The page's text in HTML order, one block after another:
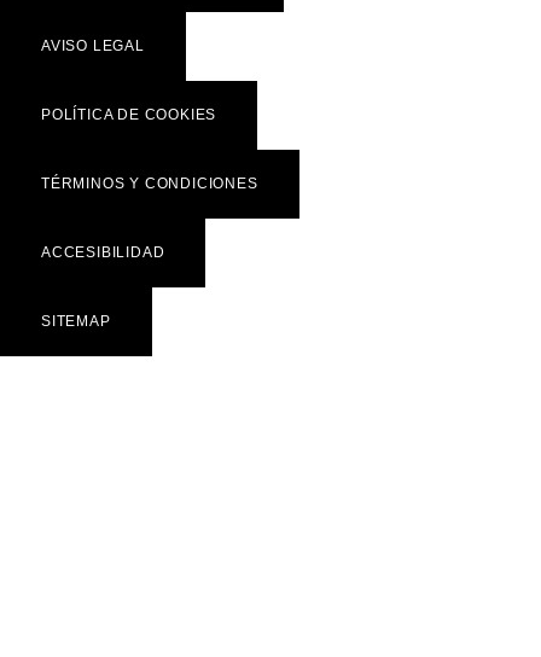
AVISO LEGAL
POLÍTICA DE COOKIES
TÉRMINOS Y CONDICIONES
ACCESIBILIDAD
SITEMAP